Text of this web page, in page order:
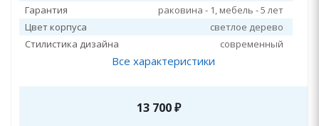
Гарантия
раковина - 1, мебель - 5 лет
Цвет корпуса
светлое дерево
Стилистика дизайна
современный
Все характеристики
13 700₽